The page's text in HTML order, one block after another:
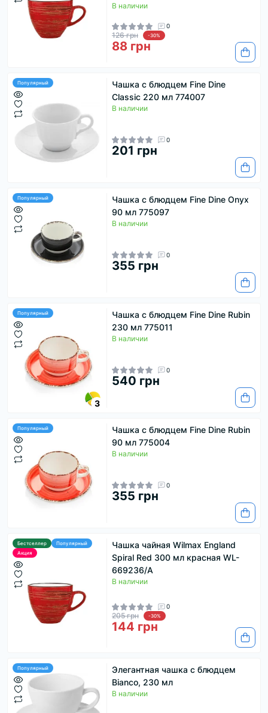
В наличии
0
126 грн -30%
88 грн
Популярный
Чашка с блюдцем Fine Dine
Classic 220 мл 774007
В наличии
0
201 грн
Популярный
Чашка с блюдцем Fine Dine Onyx
90 мл 775097
В наличии
0
355 грн
Популярный
3
Чашка с блюдцем Fine Dine Rubin
230 мл 775011
В наличии
0
540 грн
Популярный
Чашка с блюдцем Fine Dine Rubin
90 мл 775004
В наличии
0
355 грн
Бестселлер
Популярный
Акция
Чашка чайная Wilmax England
Spiral Red 300 мл красная WL-
669236/A
В наличии
0
205 грн -30%
144 грн
Популярный
Элегантная чашка с блюдцем
Bianco, 230 мл
В наличии